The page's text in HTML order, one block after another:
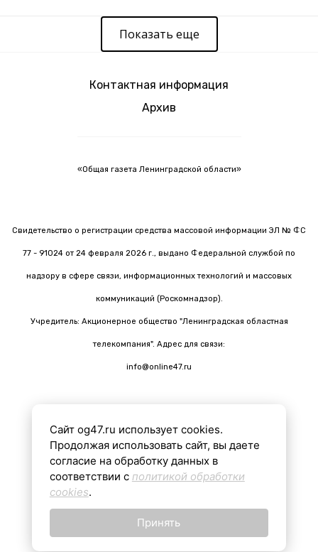
Показать еще
Контактная информация
Архив
«Общая газета Ленинградской области»
Свидетельство о регистрации средства массовой информации ЭЛ № ФС
77 - 91024 от 24 февраля 2026 г., выдано Федеральной службой по
надзору в сфере связи, информационных технологий и массовых
коммуникаций (Роскомнадзор).
Учредитель: Акционерное общество "Ленинградская областная
телекомпания". Адрес для связи:
info@online47.ru
Все материалы на сайте подготовлены с помощью ИИ
16+
Сайт og47.ru использует cookies.
Продолжая использовать сайт, вы даете
согласие на обработку данных в
соответствии с политикой обработки
cookies.
Принять